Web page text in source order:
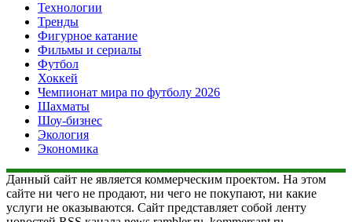
Технологии
Тренды
Фигурное катание
Фильмы и сериалы
Футбол
Хоккей
Чемпионат мира по футболу 2026
Шахматы
Шоу-бизнес
Экология
Экономика
Данный сайт не является коммерческим проектом. На этом
сайте ни чего не продают, ни чего не покупают, ни какие
услуги не оказываются. Сайт представляет собой ленту